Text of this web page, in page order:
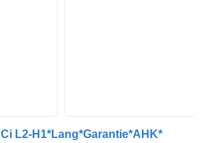
L2-H1*Lang*Garantie*AHK*